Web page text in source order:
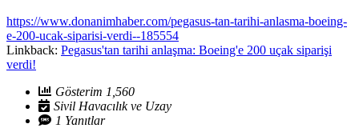
https://www.donanimhaber.com/pegasus-tan-tarihi-anlasma-boeing-
e-200-ucak-siparisi-verdi--185554
Linkback: Pegasus'tan tarihi anlaşma: Boeing'e 200 uçak siparişi
verdi!
Gösterim 1,560
Sivil Havacılık ve Uzay
1 Yanıtlar